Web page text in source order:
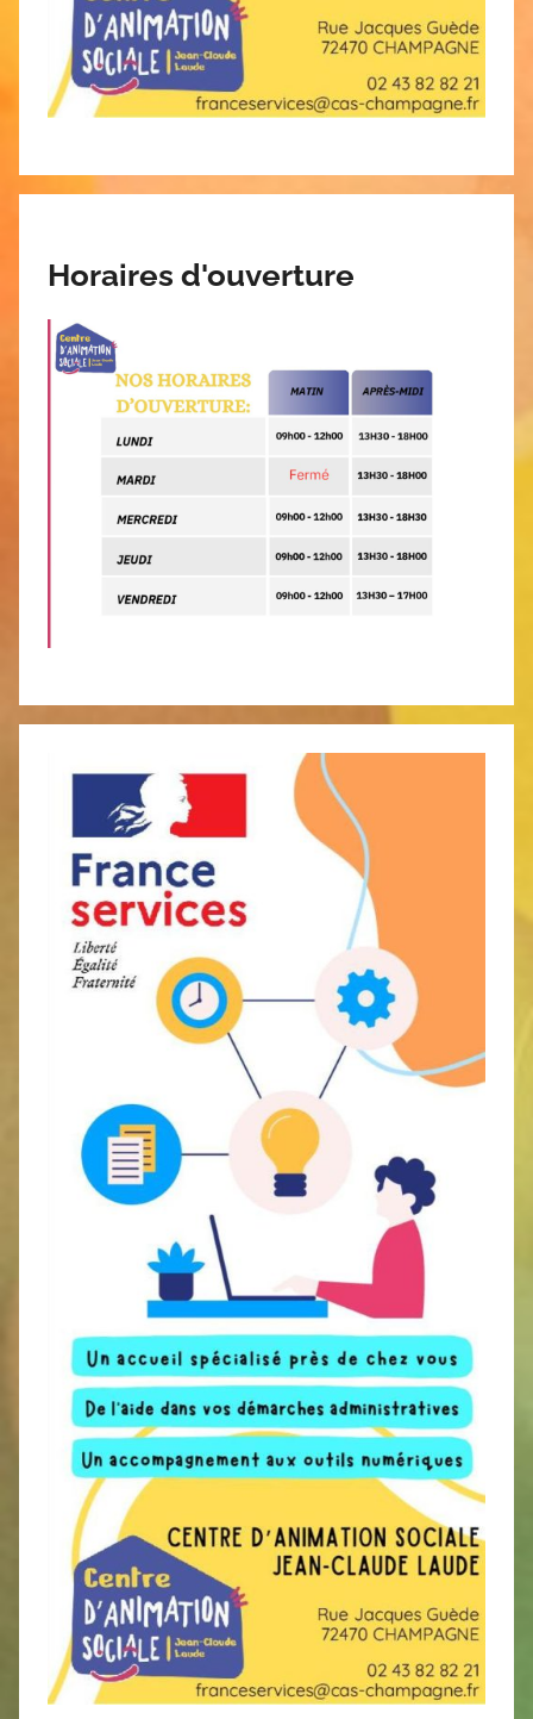
Horaires d'ouverture